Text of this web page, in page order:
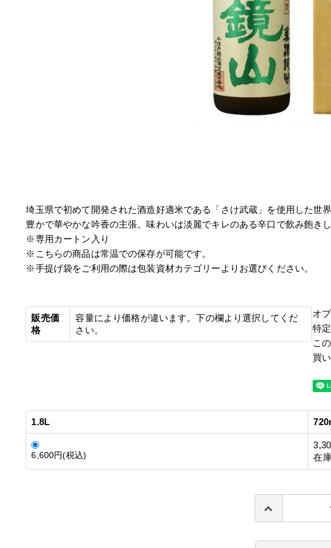
埼玉県で初めて開発された酒造好適米である「さけ武蔵」を使用した世
豊かで華やかな吟香の主張。味わいは淡麗でキレのある辛口で飲み飽きし
※専用カートン入り
※こちらの商品は常温での保存が可能です。
※手提げ袋をご利用の際は包装資材カテゴリーよりお選びください。
販売価
格
容量により価格が違います。下の欄より選択してくだ
さい。
オ
特
こ
買
1.8L
6,600円(税込)
在